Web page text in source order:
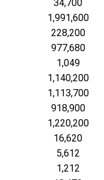
34,700
1,991,600
228,200
977,680
1,049
1,140,200
1,113,700
918,900
1,220,200
16,620
5,612
1,212